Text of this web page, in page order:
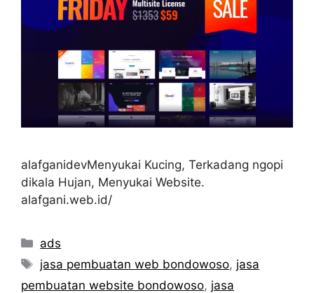
alafganidevMenyukai Kucing, Terkadang ngopi
dikala Hujan, Menyukai Website.
alafgani.web.id/
Categories
ads
Tags
jasa pembuatan web bondowoso, jasa
pembuatan website bondowoso, jasa